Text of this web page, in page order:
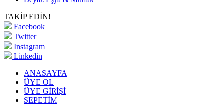
TAKİP EDİN!
Facebook
Twitter
Instagram
Linkedin
ANASAYFA
ÜYE OL
ÜYE GİRİŞİ
SEPETİM